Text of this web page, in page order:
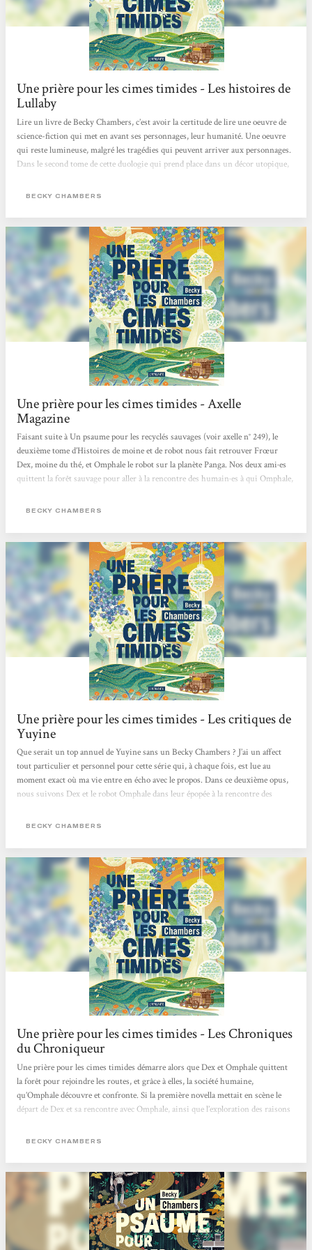
Une prière pour les cimes timides - Les histoires de
Lullaby
Lire un livre de Becky Chambers, c’est avoir la certitude de lire une oeuvre de
science-fiction qui met en avant ses personnages, leur humanité. Une oeuvre
qui reste lumineuse, malgré les tragédies qui peuvent arriver aux personnages.
Dans le second tome de cette duologie qui prend place dans un décor utopique,
société idéale, une amitié improbable, des questionnements philosophiques qui
où j’aurais besoin de souffler. Je l’ai entamée...
BECKY CHAMBERS
Une prière pour les cîmes timides - Axelle
Magazine
Faisant suite à Un psaume pour les recyclés sauvages (voir axelle n° 249), le
deuxième tome d’Histoires de moine et de robot nous fait retrouver Frœur
Dex, moine du thé, et Omphale le robot sur la planète Panga. Nos deux ami·es
quittent la forêt sauvage pour aller à la rencontre des humain·es à qui Omphale,
humain·es ont-iels besoin ?” Le regard neuf et décalé du robot sur la société
BECKY CHAMBERS
Une prière pour les cimes timides - Les critiques de
Yuyine
Que serait un top annuel de Yuyine sans un Becky Chambers ? J’ai un affect
tout particulier et personnel pour cette série qui, à chaque fois, est lue au
moment exact où ma vie entre en écho avec le propos. Dans ce deuxième opus,
nous suivons Dex et le robot Omphale dans leur épopée à la rencontre des
ce que le bonheur ? ». Plein de sagesse, plein de beauté, doux pour l’âme et pour
quête...
BECKY CHAMBERS
Une prière pour les cimes timides - Les Chroniques
du Chroniqueur
Une prière pour les cimes timides démarre alors que Dex et Omphale quittent
la forêt pour rejoindre les routes, et grâce à elles, la société humaine,
qu’Omphale découvre et confronte. Si la première novella mettait en scène le
départ de Dex et sa rencontre avec Omphale, ainsi que l’exploration des raisons
faisait plus sens pour lui, ce deuxième volume traite de son retour en
des projecteurs, l’arrivée d’un...
BECKY CHAMBERS